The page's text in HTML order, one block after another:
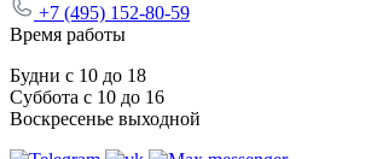
+7 (495) 152-80-59
Время работы
Будни с 10 до 18
Суббота с 10 до 16
Воскресенье выходной